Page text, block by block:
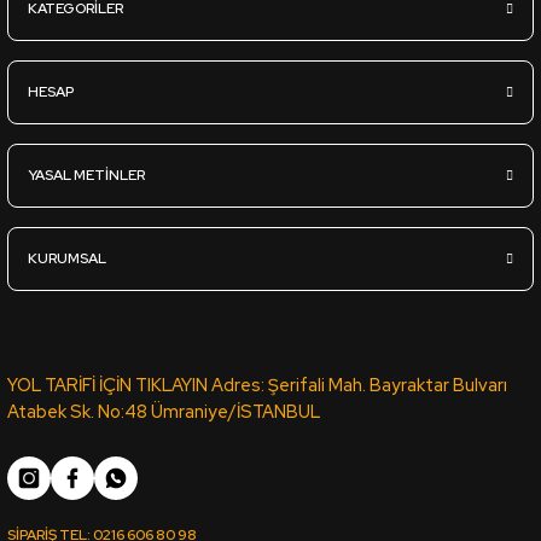
YT-98D VİZON LATTE KOTON VİZON PVC ROMA KENAR
1.839,36TL
KATEGORİLER
HESAP
YASAL METİNLER
KURUMSAL
YOL TARİFİ İÇİN TIKLAYIN Adres: Şerifali Mah. Bayraktar Bulvarı
Atabek Sk. No:48 Ümraniye/İSTANBUL
SİPARİŞ TEL:0216 606 80 98